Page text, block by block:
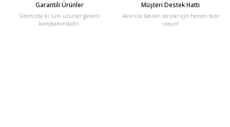
Garantili Ürünler
Sitemizde ki tüm ürünler garanti
kampsamındadır.
Müşteri Destek Hattı
Aklınıza takılan sorular için hemen bize
ulaşın!